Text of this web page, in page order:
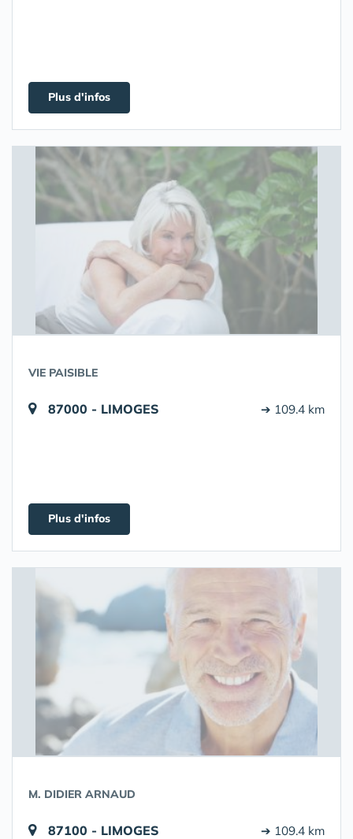
Plus d'infos
VIE PAISIBLE
87000 - LIMOGES ➔ 109.4 km
Plus d'infos
M. DIDIER ARNAUD
87100 - LIMOGES ➔ 109.4 km